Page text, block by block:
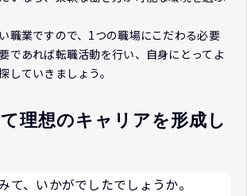
職業ですので、1つの職場にこだわる必要
であれば転職活動を行い、自身にとってよ
していきましょう。
理想のキャリアを形成し
て、いかがでしたでしょうか。